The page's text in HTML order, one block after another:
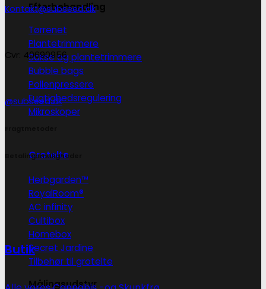
Efterbehandling
Tørrenet
Plantetrimmere
Sakse og plantetrimmere
Bubble bags
Pollenpressere
Fugtighedsregulering
Mikroskoper
Grotelte
Herbgarden™
RoyalRoom®
AC infinity
Cultibox
Homebox
Secret Jardine
Tilbehør til grotelte
Målingsudstyr
Kontakt@subseed.dk
Cvr: 40690956
@subseed.dk
Betalingsmuligheder
Butik